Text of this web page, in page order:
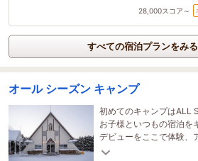
28,000スコア～
すべての宿泊プランをみる
オール シーズン キャンプ
初めてのキャンプはALL
お子様といつもの宿泊を
デビューをここで体験、
かけに！薪で入るバレル